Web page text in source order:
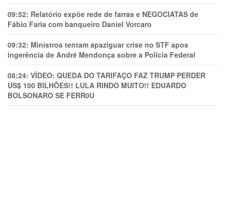
09:52: Relatório expõe rede de farras e NEGOCIATAS de
Fábio Faria com banqueiro Daniel Vorcaro
09:32: Ministros tentam apaziguar crise no STF apos
ingerência de André Mendonça sobre a Polícia Federal
08:24: VÍDEO: QUEDA DO TARIFAÇO FAZ TRUMP PERDER
US$ 100 BILHÕES!! LULA RINDO MUITO!! EDUARDO
BOLSONARO SE FERR0U